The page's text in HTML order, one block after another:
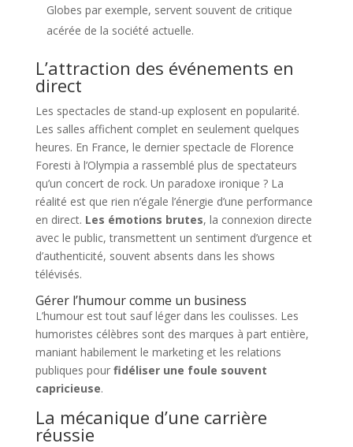
Globes par exemple, servent souvent de critique
acérée de la société actuelle.
L’attraction des événements en
direct
Les spectacles de stand-up explosent en popularité.
Les salles affichent complet en seulement quelques
heures. En France, le dernier spectacle de Florence
Foresti à l’Olympia a rassemblé plus de spectateurs
qu’un concert de rock. Un paradoxe ironique ? La
réalité est que rien n’égale l’énergie d’une performance
en direct. Les émotions brutes, la connexion directe
avec le public, transmettent un sentiment d’urgence et
d’authenticité, souvent absents dans les shows
télévisés.
Gérer l’humour comme un business
L’humour est tout sauf léger dans les coulisses. Les
humoristes célèbres sont des marques à part entière,
maniant habilement le marketing et les relations
publiques pour fidéliser une foule souvent
capricieuse.
La mécanique d’une carrière
réussie